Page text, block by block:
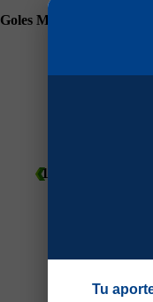
Goles Min
13
Tu